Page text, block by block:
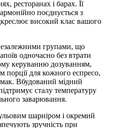
ресторанах і барах. Її
поєднується з
високий клас вашого
групами, що
одночасно без втрати
керуванню дозуванням,
порції для кожного еспресо,
Вбудований мідний
сталу температуру
заварювання.
шарніром і окремий
зручність при